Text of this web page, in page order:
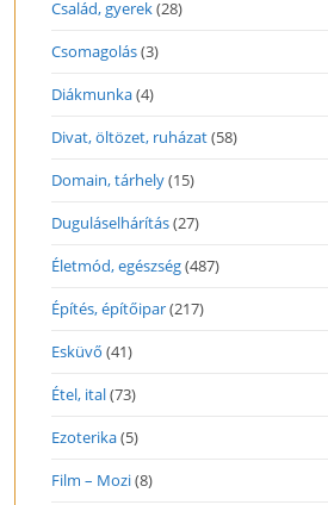
Család, gyerek(28)
Csomagolás(3)
Diákmunka(4)
Divat, öltözet, ruházat(58)
Domain, tárhely(15)
Duguláselhárítás(27)
Életmód, egészség(487)
Építés, építőipar(217)
Esküvő (41)
Étel, ital(73)
Ezoterika(5)
Film – Mozi(8)